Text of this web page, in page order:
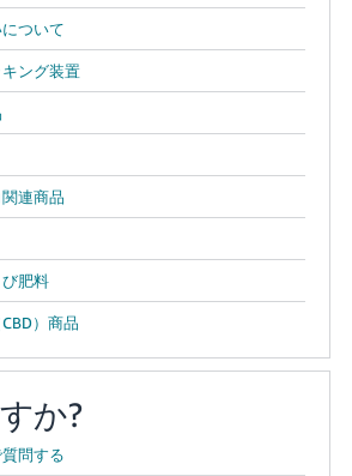
ついて
ング装置
連商品
肥料
）商品
か?
問する